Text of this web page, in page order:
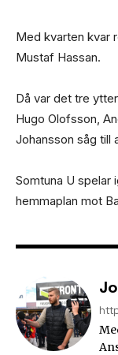
Med kvarten kvar
Mustaf Hassan.
Då var det tre
Hugo Olofsson,
Johansson såg till
Somtuna U spelar
hemmaplan mot